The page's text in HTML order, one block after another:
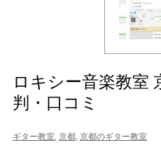
ロキシー音楽教室
判・口コミ
ギター教室, 京都, 京都のギター教室